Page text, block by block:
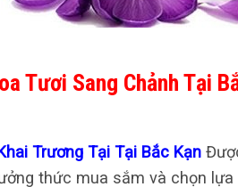
Tươi Sang Chảnh Tại
Trương Tại Tại Bắc Kạn
thức mua sắm và chọn